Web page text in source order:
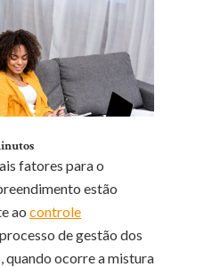
fatores para o
estão
ao controle
de gestão dos
quando ocorre a mistura